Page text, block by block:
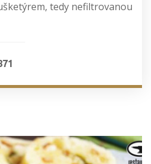
tedy nefiltrovanou